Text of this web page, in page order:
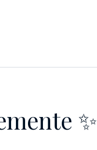
✨